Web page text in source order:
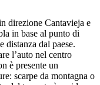
direzione Cantavieja e
in base al punto di
distanza dal paese.
l’auto nel centro
è presente un
scarpe da montagna o